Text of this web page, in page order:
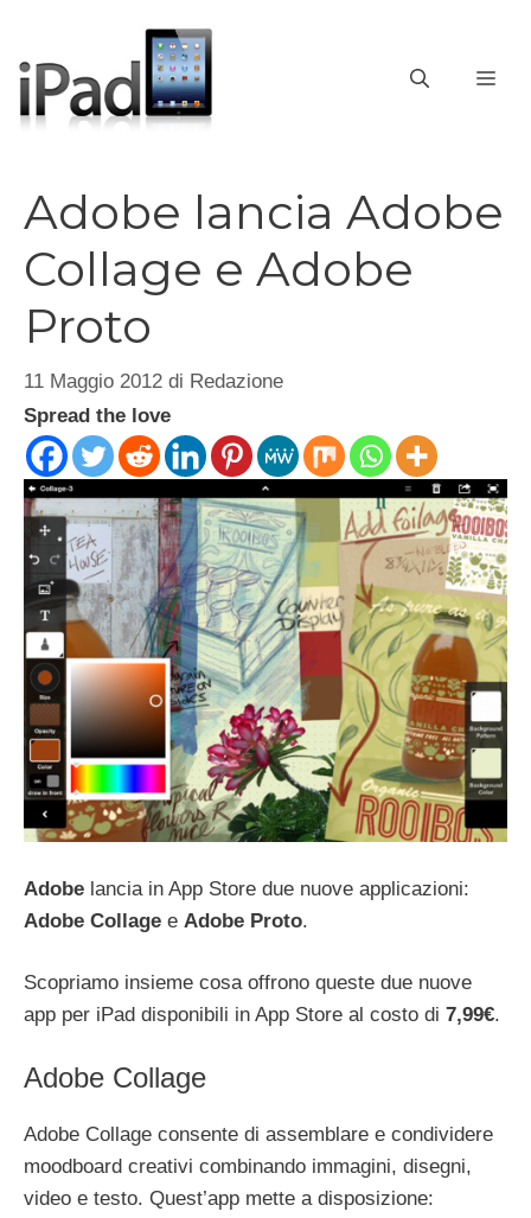
contenuto
Adobe lancia Adobe
Collage e Adobe
Proto
11 Maggio 2012 di Redazione
Spread the love
Adobe lancia in App Store due nuove applicazioni:
Adobe Collage e Adobe Proto.
Scopriamo insieme cosa offrono queste due nuove
app per iPad disponibili in App Store al costo di 7,99€.
Adobe Collage
Adobe Collage consente di assemblare e condividere
moodboard creativi combinando immagini, disegni,
video e testo. Quest’app mette a disposizione: